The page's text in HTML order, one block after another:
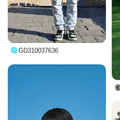
GD310037636